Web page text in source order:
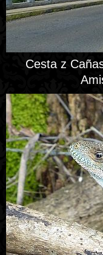
Cesta z